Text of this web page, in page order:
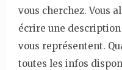
vous cherchez. Vous
écrire une
vous représentent.
toutes les infos